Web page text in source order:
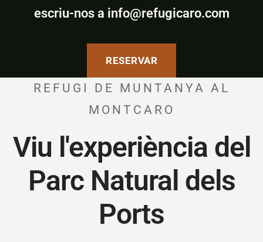
escriu-nos a info@refugicaro.com
RESERVAR
REFUGI DE MUNTANYA AL
MONTCARO
Viu l'experiència del
Parc Natural dels
Ports